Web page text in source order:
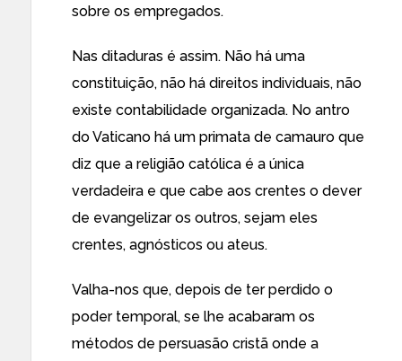
sobre os empregados.
Nas ditaduras é assim. Não há uma
constituição, não há direitos individuais, não
existe contabilidade organizada. No antro
do Vaticano há um primata de camauro que
diz que a religião católica é a única
verdadeira e que cabe aos crentes o dever
de evangelizar os outros, sejam eles
crentes, agnósticos ou ateus.
Valha-nos que, depois de ter perdido o
poder temporal, se lhe acabaram os
métodos de persuasão cristã onde a